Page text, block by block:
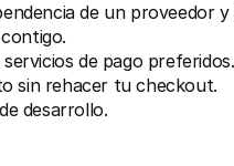
de un proveedor
de pago preferidos.
sin rehacer tu checkout.
desarrollo.